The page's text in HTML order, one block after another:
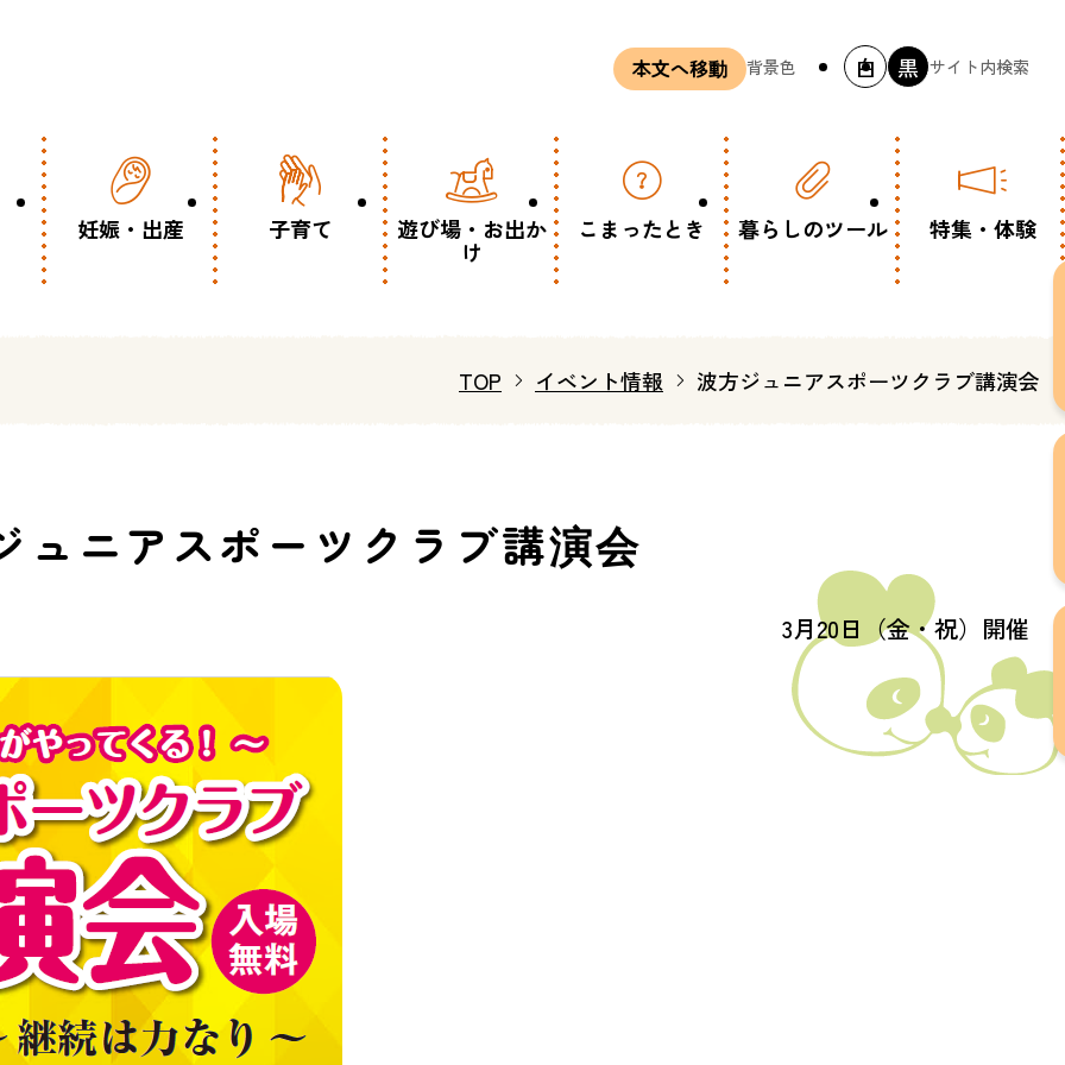
本文へ移動 背景色 白 黒 サイト内検索
妊娠・出産 子育て 遊び場・お出か
け
こまったとき 暮らしのツール 特集・体験
TOP イベント情報 波方ジュニアスポーツクラブ講演会
ュニアスポーツクラブ講演会
3月20日（金・祝）開催